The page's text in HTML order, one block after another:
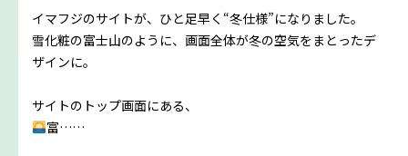
サイネージプロジェクト
お知らせ
プロフェッショナルのつぶやき
イマフジのサイトが、ひと足早く“冬仕様”になりました。
雪化粧の富士山のように、画面全体が冬の空気をまとったデ
ザインに。
サイトのトップ画面にある、
富……